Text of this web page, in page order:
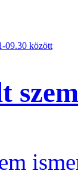
09.30 között